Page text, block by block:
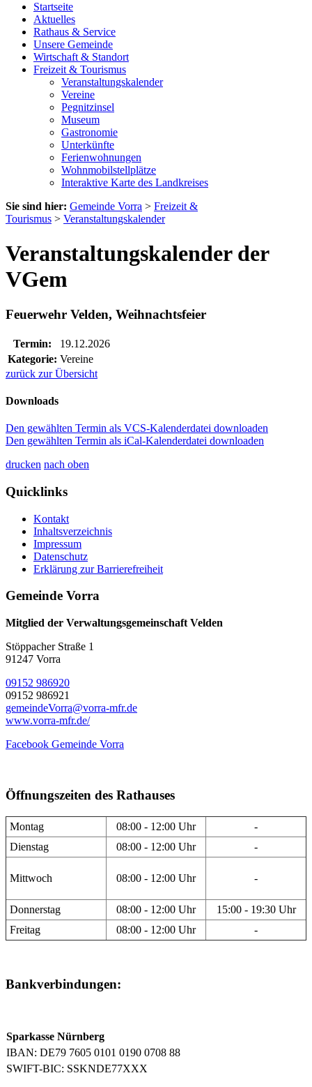
Startseite
Aktuelles
Rathaus & Service
Unsere Gemeinde
Wirtschaft & Standort
Freizeit & Tourismus
Veranstaltungskalender
Vereine
Pegnitzinsel
Museum
Gastronomie
Unterkünfte
Ferienwohnungen
Wohnmobilstellplätze
Interaktive Karte des Landkreises
Sie sind hier: Gemeinde Vorra > Freizeit &
Tourismus > Veranstaltungskalender
Veranstaltungskalender der
VGem
Feuerwehr Velden, Weihnachtsfeier
Termin:
19.12.2026
Kategorie: Vereine
zurück zur Übersicht
Downloads
Den gewählten Termin als VCS-Kalenderdatei downloaden
Den gewählten Termin als iCal-Kalenderdatei downloaden
drucken nach oben
Quicklinks
Kontakt
Inhaltsverzeichnis
Impressum
Datenschutz
Erklärung zur Barrierefreiheit
Gemeinde Vorra
Mitglied der Verwaltungsgemeinschaft Velden
Stöppacher Straße 1
91247 Vorra
09152 986920
09152 986921
gemeindeVorra@vorra-mfr.de
www.vorra-mfr.de/
Facebook Gemeinde Vorra
Öffnungszeiten des Rathauses
Montag 08:00 - 12:00 Uhr
-
Dienstag
08:00 - 12:00 Uhr -
Mittwoch 08:00 - 12:00 Uhr -
Donnerstag 08:00 - 12:00 Uhr
15:00 - 19:30 Uhr
Freitag
08:00 - 12:00 Uhr -
Bankverbindungen:
Sparkasse Nürnberg
IBAN: DE79 7605 0101 0190 0708 88
SWIFT-BIC: SSKNDE77XXX